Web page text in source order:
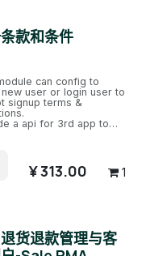
款和条件
can config to
user or login user to
signup terms &
a api for 3rd app to
¥313.00 1
货退款管理与客